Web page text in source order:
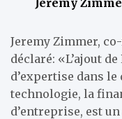
Jérémy
Jeremy Zimmer,
déclaré: «L’ajout
d’expertise dans
technologie, la
d’entreprise, est